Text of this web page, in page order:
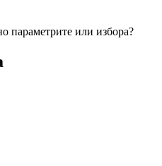
параметрите или избора?